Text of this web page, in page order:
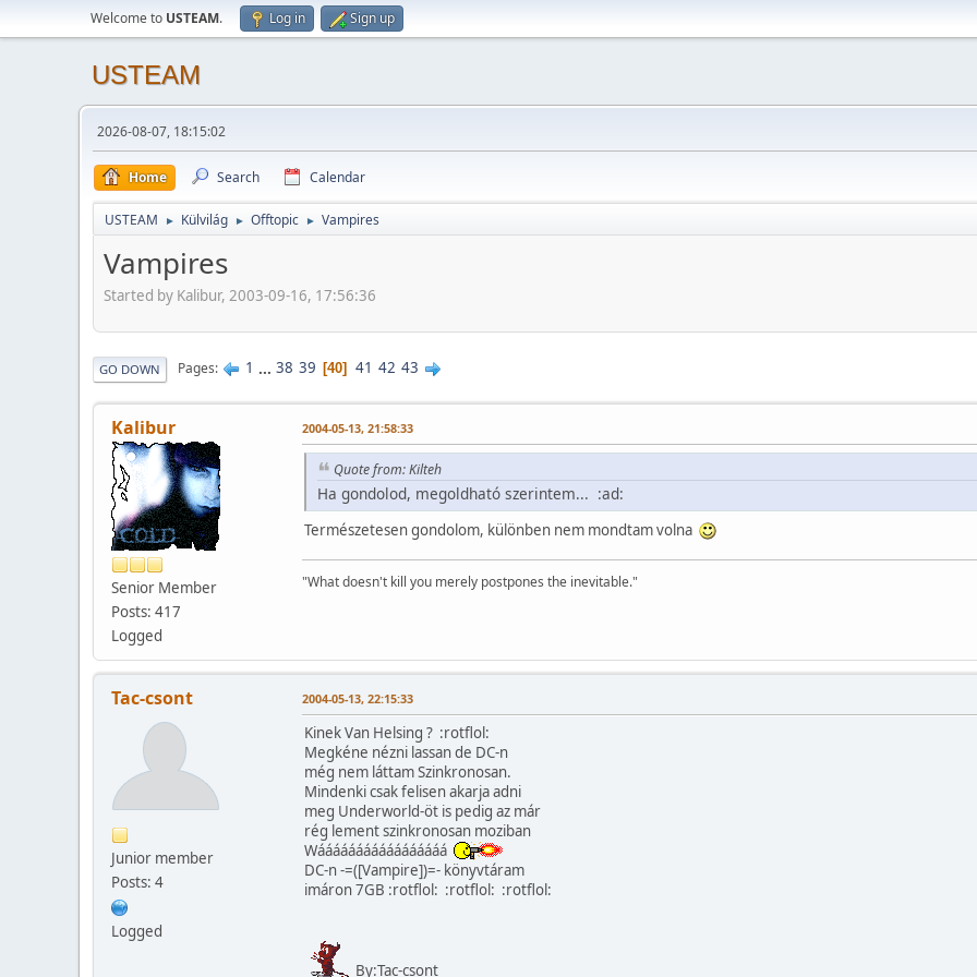
Welcome to USTEAM. Log in Sign up
USTEAM
2026-08-07, 18:15:02
Home Search Calendar
USTEAM ► Külvilág ► Offtopic ► Vampires
Vampires
Started by Kalibur, 2003-09-16, 17:56:36
GO DOWN Pages 1 ... 38 39 40 41 42 43
Kalibur
Senior Member
Posts: 417
Logged
2004-05-13, 21:58:33
Quote from: Kilteh
Ha gondolod, megoldható szerintem... :ad:
Természetesen gondolom, különben nem mondtam volna
"What doesn't kill you merely postpones the inevitable."
Tac-csont
Junior member
Posts: 4
Logged
2004-05-13, 22:15:33
Kinek Van Helsing ? :rotflol:
Megkéne nézni lassan de DC-n
még nem láttam Szinkronosan.
Mindenki csak felisen akarja adni
meg Underworld-öt is pedig az már
rég lement szinkronosan moziban
Wááááááááááááááááá
DC-n -=([Vampire])=- könyvtáram
imáron 7GB :rotflol: :rotflol: :rotflol:
By:Tac-csont